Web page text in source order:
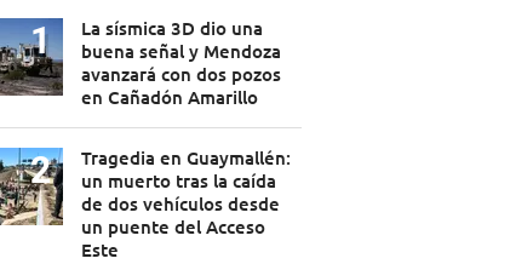
La sísmica 3D dio una
buena señal y Mendoza
avanzará con dos pozos
en Cañadón Amarillo
Tragedia en Guaymallén:
un muerto tras la caída
de dos vehículos desde
un puente del Acceso
Este